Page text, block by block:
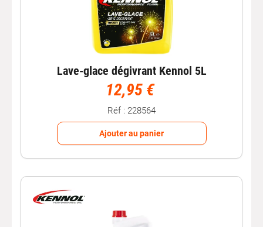
Lave-glace dégivrant Kennol 5L
12,95 €
Réf : 228564
Ajouter au panier